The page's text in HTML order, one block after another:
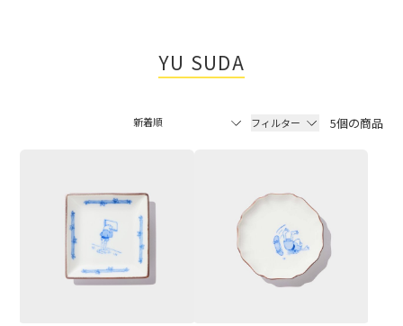
YU SUDA
フィルター 5個の商品